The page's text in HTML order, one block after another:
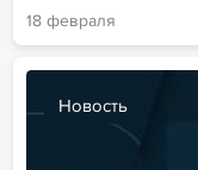
18 февраля
Новость